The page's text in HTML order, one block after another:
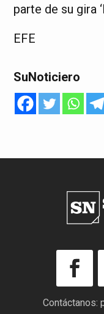
parte de su gira
EFE
SuNoticiero
Contáctanos: